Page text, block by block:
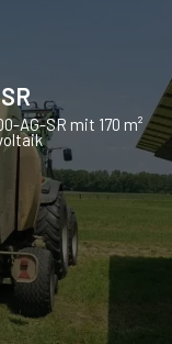
AG-SR mit 170 m²